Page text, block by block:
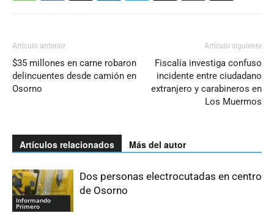
Artículo anterior
$35 millones en carne robaron
delincuentes desde camión en
Osorno
Artículo siguiente
Fiscalía investiga confuso
incidente entre ciudadano
extranjero y carabineros en
Los Muermos
Artículos relacionados Más del autor
Informando
Primero
Dos personas electrocutadas en centro
de Osorno